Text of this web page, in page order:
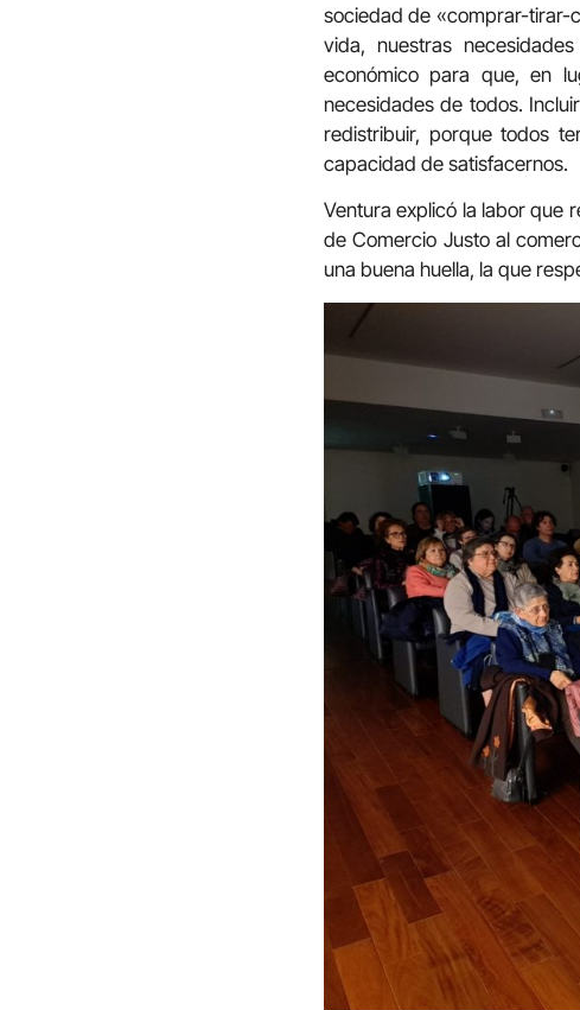
sociedad de «comprar-tirar-
vida, nuestras
económico para que, en
necesidades de todos.
redistribuir, porque todos
capacidad de satisfacernos.
Ventura explicó la labor que
de Comercio Justo al
una buena huella, la que